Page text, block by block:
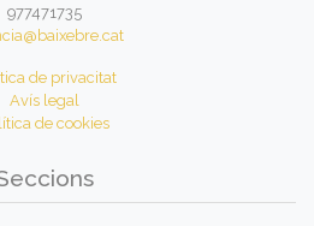
977471735
de privacitat
Avís legal
de cookies